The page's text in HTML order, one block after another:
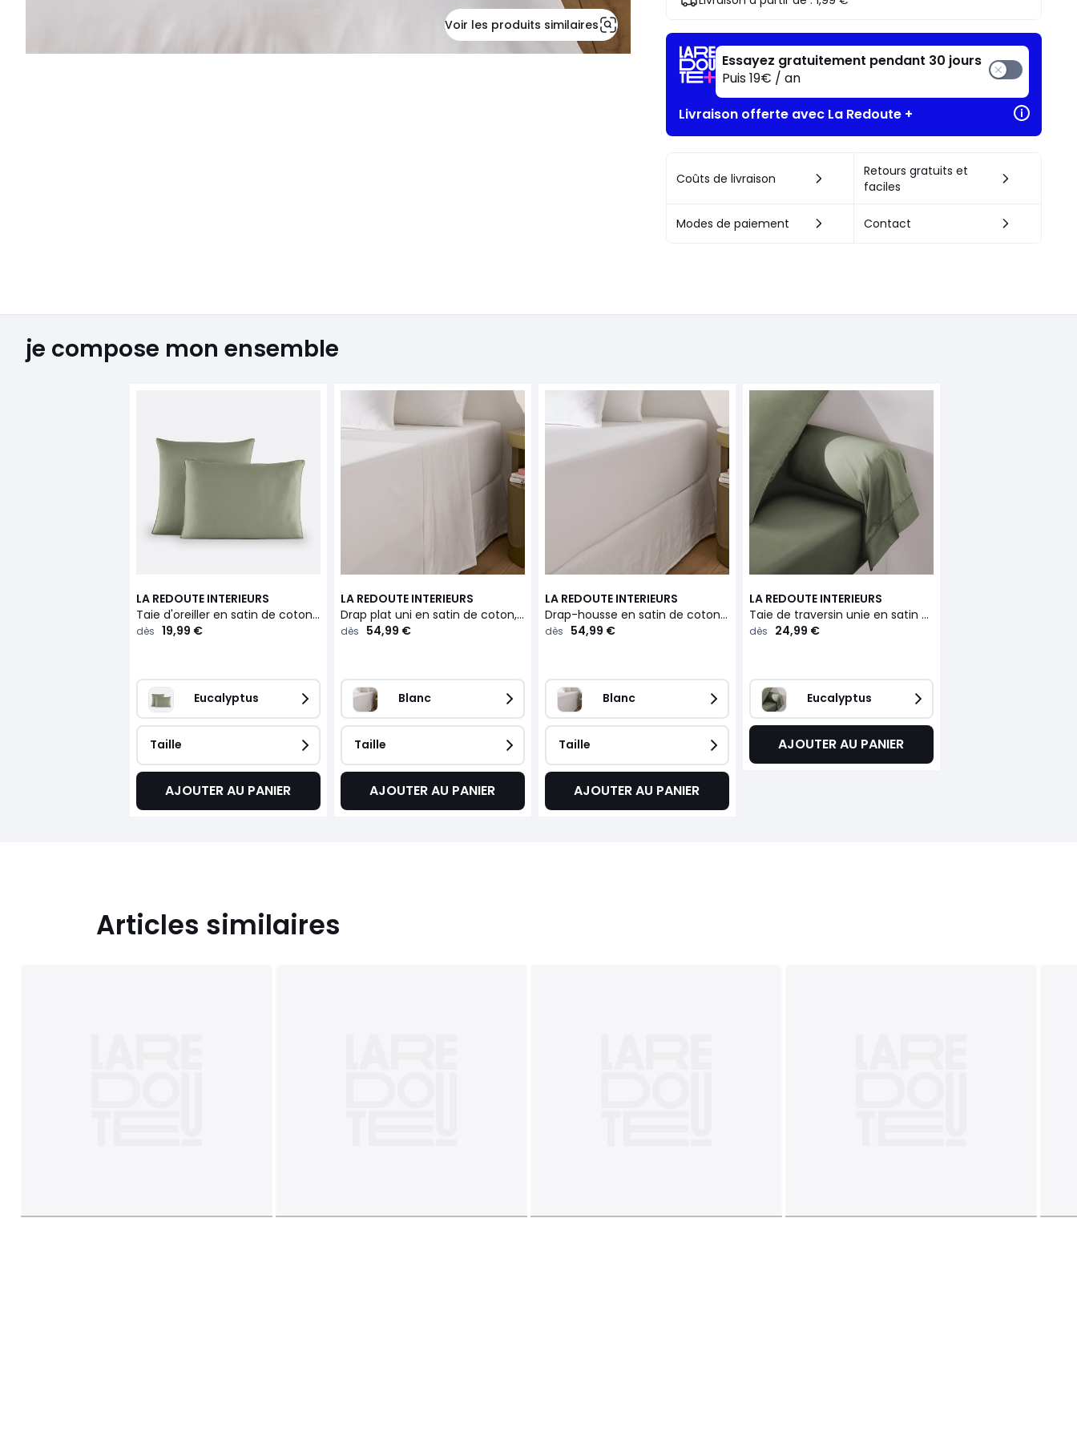
Voir les produits similaires
Essayez gratuitement pendant 30 jours
Puis 19€ / an
Livraison offerte avec La Redoute +
Coûts de livraison
Retours gratuits et
faciles
Modes de paiement Contact
je compose mon ensemble
LA REDOUTE INTERIEURS
Taie d'oreiller en satin de coton, 153 fils, Opale
dès 19,99 €
Eucalyptus
Taille
AJOUTER AU PANIER
LA REDOUTE INTERIEURS
Drap plat uni en satin de coton, 153 fils, Opale
dès 54,99 €
Blanc
Taille
AJOUTER AU PANIER
LA REDOUTE INTERIEURS
Drap-housse en satin de coton, 153 fils, bonnet 30 cm, Opale
dès 54,99 €
Blanc
Taille
AJOUTER AU PANIER
LA REDOUTE INTERIEURS
Taie de traversin unie en satin de coton, 153 fils, Opale
dès 24,99 €
Eucalyptus
AJOUTER AU PANIER
Articles similaires